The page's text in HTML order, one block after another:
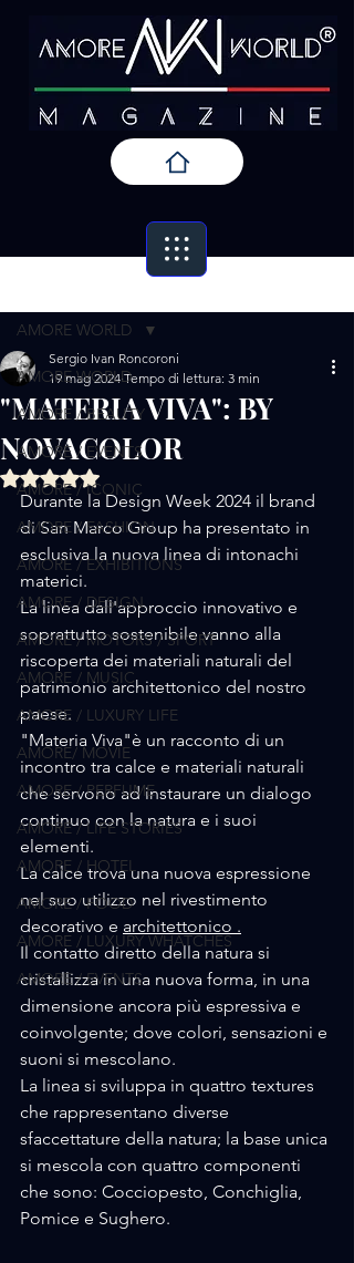
AMORE WORLD
AMORE / BEAUTY
AMORE / EVENTS
AMORE / ICONIC
AMORE / FASHION
AMORE / EXHIBITIONS
AMORE / DESIGN
AMORE / MOTORS / SPORT
AMORE / MUSIC
AMORE / LUXURY LIFE
AMORE/ MOVIE
AMORE / PERFUME
AMORE / LIFE STORIES
AMORE / HOTEL
AMORE / FOOD
AMORE / LUXURY WHATCHES
AMORE / EVENTS
AMORE WORLD
"MATERIA VIVA": BY
NOVACOLOR
Sergio Ivan Roncoroni
19 mag 2024 Tempo di lettura: 3 min
Valutazione NaN stelle su 5.
Durante la Design Week 2024 il brand
di San Marco Group ha presentato in
esclusiva la nuova linea di intonachi
materici.
La linea dall'approccio innovativo e
soprattutto sostenibile vanno alla
riscoperta dei materiali naturali del
patrimonio architettonico del nostro
paese.
"Materia Viva"è un racconto di un
incontro tra calce e materiali naturali
che servono ad instaurare un dialogo
continuo con la natura e i suoi
elementi.
La calce trova una nuova espressione
nel suo utilizzo nel rivestimento
decorativo e architettonico .
Il contatto diretto della natura si
cristallizza in una nuova forma, in una
dimensione ancora più espressiva e
coinvolgente; dove colori, sensazioni e
suoni si mescolano.
La linea si sviluppa in quattro textures
che rappresentano diverse
sfaccettature della natura; la base unica
si mescola con quattro componenti
che sono: Cocciopesto, Conchiglia,
Pomice e Sughero.